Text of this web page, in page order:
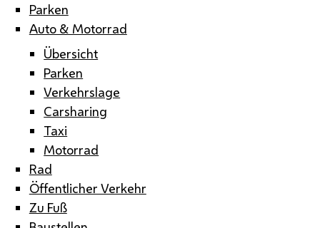
Parken
Auto & Motorrad
Übersicht
Parken
Verkehrslage
Carsharing
Taxi
Motorrad
Rad
Öffentlicher Verkehr
Zu Fuß